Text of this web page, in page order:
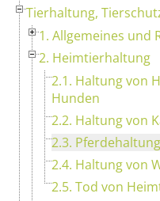
Tierhaltung,
1. Allgemeines und
2. Heimtierhaltung
2.1. Haltung von
Hunden
2.2. Haltung von
2.3. Pferdehaltung
2.4. Haltung von
2.5. Tod von